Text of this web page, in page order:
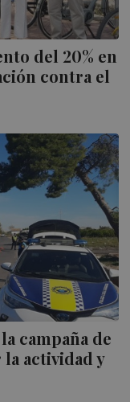
del 20% en
contra el
campaña de
actividad y